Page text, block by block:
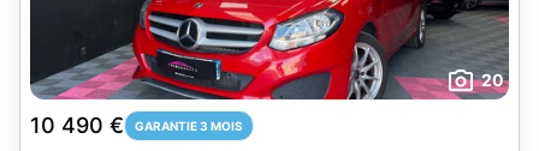
20
10 490 € GARANTIE 3 MOIS